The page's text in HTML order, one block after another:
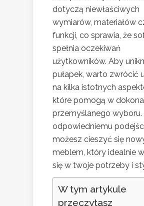
dotyczą niewłaściwych
wymiarów, materiałów
funkcji, co sprawia, że
spełnia oczekiwań
użytkowników. Aby
pułapek, warto zwrócić
na kilka istotnych
które pomogą w
przemyślanego wyboru.
odpowiedniemu
możesz cieszyć się
meblem, który idealnie
się w twoje potrzeby i
W tym artykule
przeczytasz